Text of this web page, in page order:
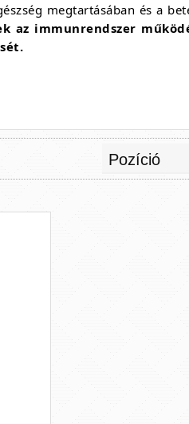
megtartásában és a
az immunrendszer